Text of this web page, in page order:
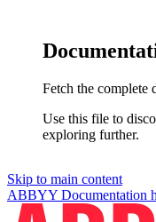
Fetch the complete
Use this file to
exploring further.
Skip to main content
ABBYY Documentation